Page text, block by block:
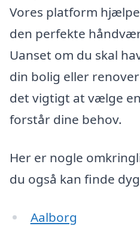
Vores platform
den perfekte
Uanset om du skal
din bolig eller
det vigtigt at vælge
forstår dine behov.
Her er nogle
du også kan finde
Aalborg